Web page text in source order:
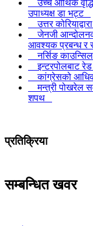
उच्च आर्थिक वृद्धि
उपाध्यक्ष डा भट्ट
उत्तर
जेनजी
आवश्यक प्रबन्ध र
नर्सिङ
इन्टरपोलबाट रेड
कांग्रेसको
मन्त्री पोखरेल
शपथ
प्रतिक्रिया
सम्बन्धित खवर